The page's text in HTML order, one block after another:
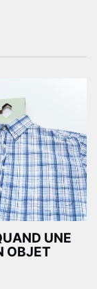
UNE
OBJET